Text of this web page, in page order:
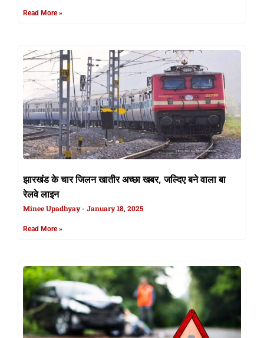
Read More »
झारखंड के चार जिलन खातीर अच्छा खबर, जल्दिए बने वाला बा
रेलवे लाइन
Minee Upadhyay January 18, 2025
Read More »